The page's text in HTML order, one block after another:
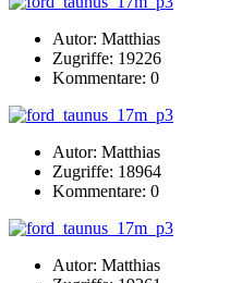
Autor: Matthias
Zugriffe: 19226
Kommentare: 0
Autor: Matthias
Zugriffe: 18964
Kommentare: 0
Autor: Matthias